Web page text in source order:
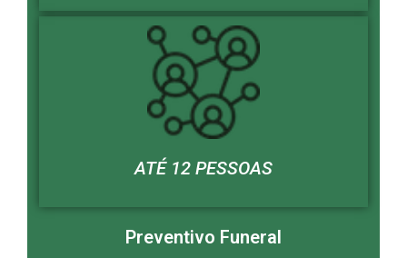
ATÉ 12 PESSOAS
Preventivo Funeral